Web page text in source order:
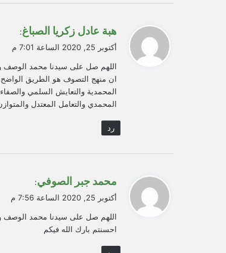
ي
ق
ل
هبة عادل زكريا الصباغ:
أكتوبر 25, 2020 الساعة 7:01 م
اللهم صل على سيدنا محمد الوصف
ان منهج التصوف هو الطريق الواضح
المحمدية والتعايش السلمي
المحمدي والتعامل المعتدل
رد
ق
ل
محمد جبر الصوفي:
أكتوبر 25, 2020 الساعة 7:56 م
اللهم صل على سيدنا محمد الوصف
احسنتم بارك الله فيكم